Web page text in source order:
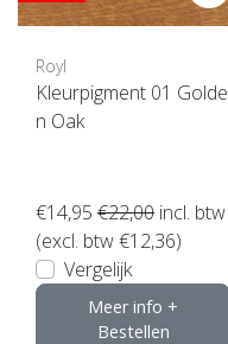
Royl
Kleurpigment 01 Golde
n Oak
€14,95 €22,00 incl. btw
(excl. btw €12,36)
Vergelijk
Meer info +
Bestellen